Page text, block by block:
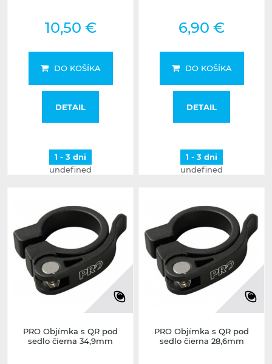
10,50 €
DO KOŠÍKA
DETAIL
1 - 3 dni
undefined
6,90 €
DO KOŠÍKA
DETAIL
1 - 3 dni
undefined
PRO Objímka s QR pod
sedlo čierna 34,9mm
PRO Objímka s QR pod
sedlo čierna 28,6mm